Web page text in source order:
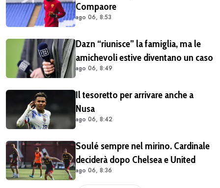
Compaore
ago 06, 8:53
Dazn “riunisce” la famiglia, ma le
amichevoli estive diventano un caso
ago 06, 8:49
Il tesoretto per arrivare anche a
Nusa
ago 06, 8:42
Soulé sempre nel mirino. Cardinale
deciderà dopo Chelsea e United
ago 06, 8:36